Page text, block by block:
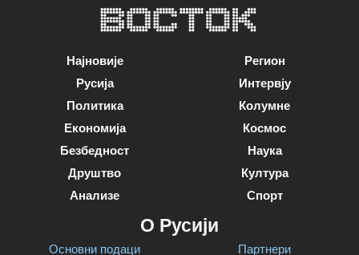
Најновије
Русија
Политика
Економија
Безбедност
Друштво
Анализе
Регион
Интервју
Колумне
Космос
Наука
Култура
Спорт
О Русији
Основни подаци Партнери